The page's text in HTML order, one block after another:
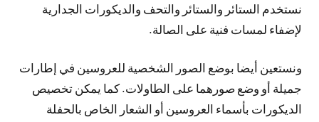
نستخدم الستائر والستائر والتحف والديكورات الجدارية
لإضفاء لمسات فنية على الصالة.
ونستعين أيضا بوضع الصور الشخصية للعروسين في إطارات
جميلة أو وضع صورهما على الطاولات. كما يمكن تخصيص
الديكورات بأسماء العروسين أو الشعار الخاص بالحفلة